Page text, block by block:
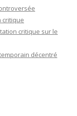
critique
critique sur le
décentré